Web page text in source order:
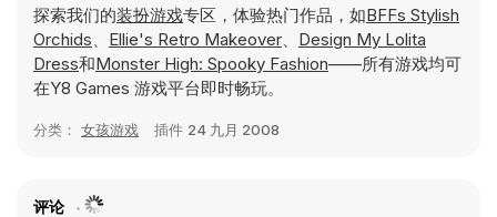
探索我们的装扮游戏专区，体验热门作品，如BFFs Stylish
Orchids、 Ellie's Retro Makeover、 Design My Lolita
Dress和Monster High: Spooky Fashion——所有游戏均可
在Y8 Games 游戏平台即时畅玩。
分类： 女孩游戏 插件 24 九月 2008
评论